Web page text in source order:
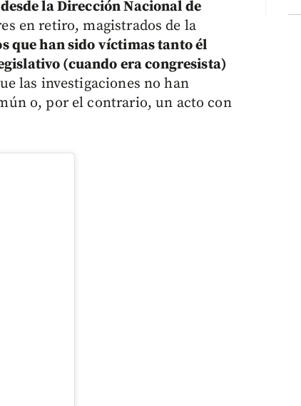
la Dirección Nacional de
en retiro, magistrados de la
que han sido víctimas tanto él
(cuando era congresista)
las investigaciones no han
o, por el contrario, un acto con